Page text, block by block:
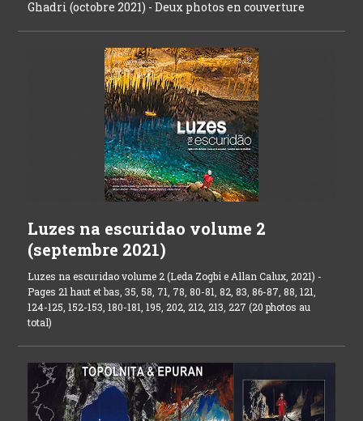
Ghadri (octobre 2021) - Deux photos en couverture
Luzes na escuridao volume 2
(septembre 2021)
Luzes na escuridao volume 2 (Leda Zogbi e Allan Calux, 2021) -
Pages 21 haut et bas, 35, 58, 71, 78, 80-81, 82, 83, 86-87, 88, 121,
124-125, 152-153, 180-181, 195, 202, 212, 213, 227 (20 photos au
total)